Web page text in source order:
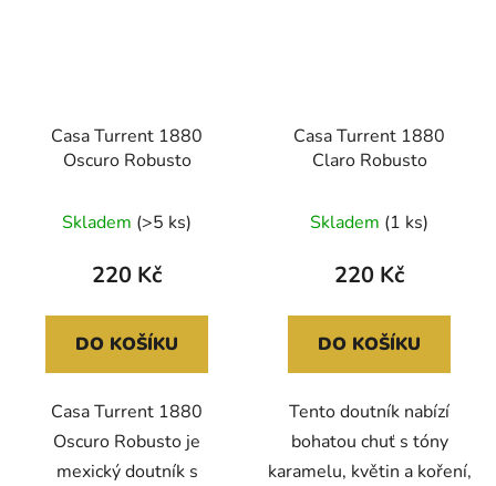
Casa Turrent 1880
Oscuro Robusto
Skladem (>5 ks)
220 Kč
DO KOŠÍKU
Casa Turrent 1880
Oscuro Robusto je
mexický doutník s
Casa Turrent 1880
Claro Robusto
Skladem (1 ks)
220 Kč
DO KOŠÍKU
Tento doutník nabízí
bohatou chuť s tóny
karamelu, květin a koření,